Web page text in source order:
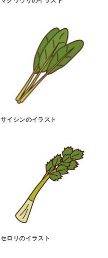
サイシンのイラスト
セロリのイラスト